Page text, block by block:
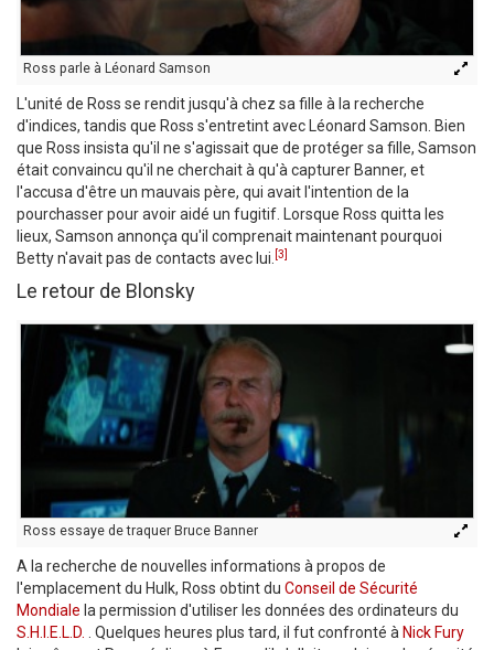
Ross parle à Léonard Samson
L'unité de Ross se rendit jusqu'à chez sa fille à la recherche
d'indices, tandis que Ross s'entretint avec Léonard Samson. Bien
que Ross insista qu'il ne s'agissait que de protéger sa fille, Samson
était convaincu qu'il ne cherchait à qu'à capturer Banner, et
l'accusa d'être un mauvais père, qui avait l'intention de la
pourchasser pour avoir aidé un fugitif. Lorsque Ross quitta les
lieux, Samson annonça qu'il comprenait maintenant pourquoi
Betty n'avait pas de contacts avec lui. [3]
Le retour de Blonsky
Ross essaye de traquer Bruce Banner
A la recherche de nouvelles informations à propos de
l'emplacement du Hulk, Ross obtint du Conseil de Sécurité
Mondiale la permission d'utiliser les données des ordinateurs du
S.H.I.E.L.D.
. Quelques heures plus tard, il fut confronté à Nick Fury